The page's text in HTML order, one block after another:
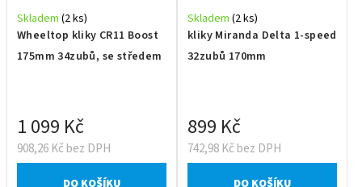
Wheeltop kliky CR11 Boost
175mm 34zubů, se středem
Skladem (2 ks)
908,26 Kč bez DPH
1 099 Kč
DO KOŠÍKU
kliky Miranda Delta 1-speed
32zubů 170mm
Skladem (2 ks)
742,98 Kč bez DPH
899 Kč
DO KOŠÍKU